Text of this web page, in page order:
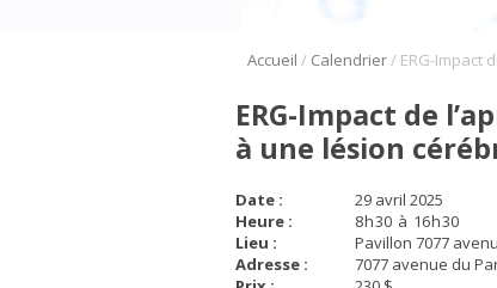
Accueil / Calendrier/
ERG-Impact de
à une lésion
Date :
29 avril 2025
Heure :
8h30 à 16h30
Lieu :
Pavillon 7077
Adresse :
7077 avenue du